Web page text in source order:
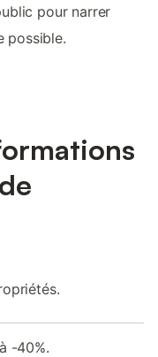
pour narrer
possible.
-40%.